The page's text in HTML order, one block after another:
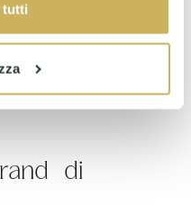
tutti
di